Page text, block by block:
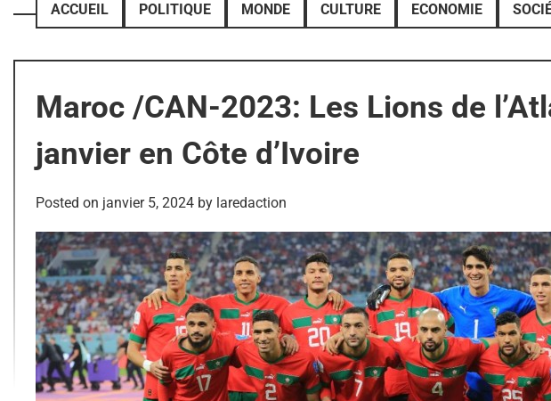
ACCUEIL POLITIQUE MONDE CULTURE ECONOMIE
Maroc /CAN-2023: Les Lions de
janvier en Côte d’Ivoire
Posted on janvier 5, 2024 by laredaction